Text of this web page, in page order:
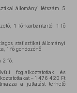
állományi létszám: 5
1 fő-karbantartó, 1 fő
statisztikai állományi
1 fő gondozónő
2 fő.
foglalkoztatottak és
– 1 476 420 Ft
a juttatást terhelő